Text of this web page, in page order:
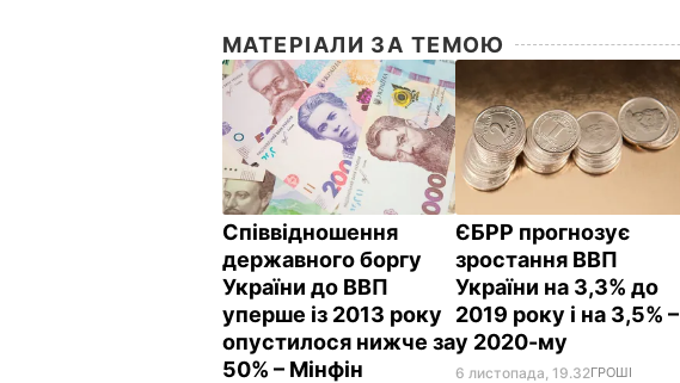
МАТЕРІАЛИ ЗА ТЕМОЮ
Співвідношення
державного боргу
України до ВВП
уперше із 2013 року
опустилося нижче за
50% – Мінфін
ЄБРР прогнозує
зростання ВВП
України на 3,3% до
2019 року і на 3,5% –
у 2020-му
6 листопада, 19.32ГРОШІ